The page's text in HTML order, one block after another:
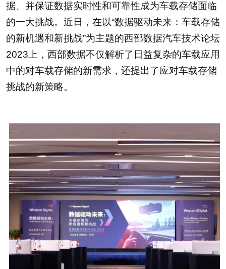
据、并保证数据实时性和可靠性成为车载存储面临
的一大挑战。近日，在以“数据驱动未来：车载存储
的新机遇和新挑战”为主题的西部数据汽车技术论坛
2023上，西部数据不仅解析了日益复杂的车载应用
中的对车载存储的新需求，还提出了应对车载存储
挑战的新策略。